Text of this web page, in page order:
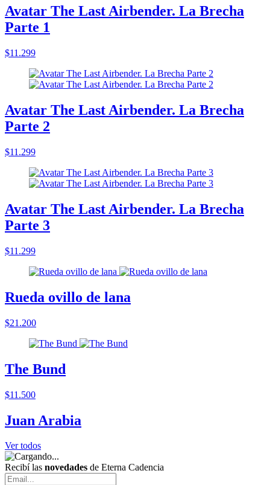
Avatar The Last Airbender. La Brecha
Parte 1
$11.299
Avatar The Last Airbender. La Brecha
Parte 2
$11.299
Avatar The Last Airbender. La Brecha
Parte 3
$11.299
Rueda ovillo de lana
$21.200
The Bund
$11.500
Juan Arabia
Ver todos
Recibí las novedades de Eterna Cadencia